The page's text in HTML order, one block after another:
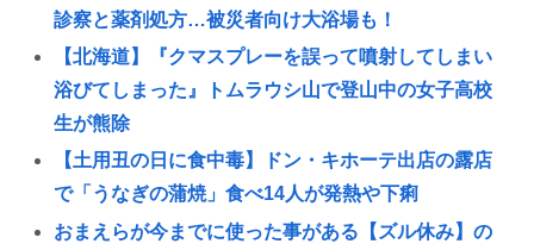
診察と薬剤処方…被災者向け大浴場も！
【北海道】『クマスプレーを誤って噴射してしまい
浴びてしまった』トムラウシ山で登山中の女子高校
生が熊除
【土用丑の日に食中毒】ドン・キホーテ出店の露店
で「うなぎの蒲焼」食べ14人が発熱や下痢
おまえらが今までに使った事がある【ズル休み】の